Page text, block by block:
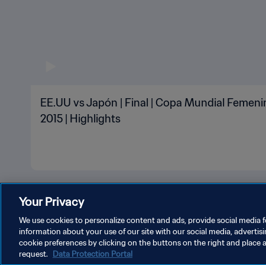
EE.UU vs Japón | Final | Copa Mundial
2015 | Highlights
POLÍTICA DE PRIVACIDAD TÉRMINOS DE SERVICIO
Your Privacy
We use cookies to personalize content and ads, provide social media
information about your use of our site with our social media,
cookie preferences by clicking on the buttons on the right and place
request. Data Protection Portal